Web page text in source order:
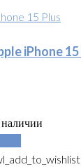
15 Plus
iPhone 15